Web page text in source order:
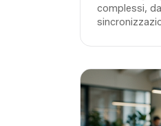
complessi,
mercato